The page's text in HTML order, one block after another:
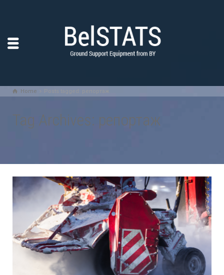
Home Posts tagged: репортаж
Tag Archives: репортаж